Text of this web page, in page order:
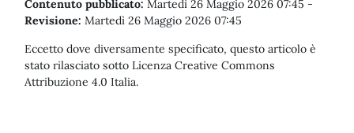
Contenuto pubblicato: Martedì 26 Maggio 2026 07:45 -
Revisione: Martedì 26 Maggio 2026 07:45
Eccetto dove diversamente specificato, questo articolo è
stato rilasciato sotto Licenza Creative Commons
Attribuzione 4.0 Italia.